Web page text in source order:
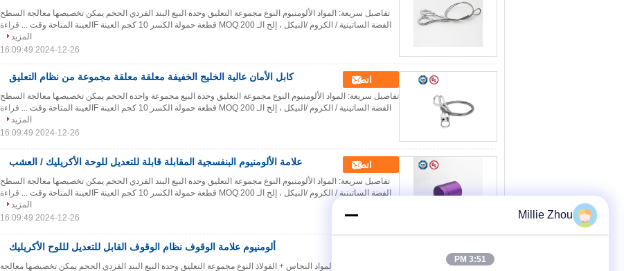
تفاصيل سريعة: المواد الألومنيوم النوع مجموعة التعليق وحدة البيع البند الفردي الحجم يمكن تخصيصها معالجة السطح
الفضة الساتينية / الكروم /النيكل ، إلخ الـ MOQ 200 قطعة حمولة الكسر 10 كجم العينة Fالعينة المتاحة وقت ...
قراءة
المزيد
2024-12-26 16:09:49
كابل الأمان عالية الخليج الخفيفة معلقة معلقة مجموعة من نظام التعليق اتصل
تفاصيل سريعة: المواد الألومنيوم النوع مجموعة التعليق وحدة البيع مجموعة واحدة الحجم يمكن تخصيصها معالجة السطح
الفضة الساتينية / الكروم /النيكل ، إلخ الـ MOQ 200 قطعة حمولة الكسر 10 كجم العينة Fالعينة المتاحة وقت ...
قراءة
المزيد
2024-12-26 16:09:49
علامة الألومنيوم البنفسجية المقابلة قابلة للتعديل للوحة الأكريليك / العشب اتصل
تفاصيل سريعة: المواد الألومنيوم النوع مجموعة التعليق وحدة البيع البند الفردي الحجم يمكن تخصيصها معالجة السطح
الفضة الساتينية / الكروم /النيكل ، إلخ الـ MOQ 200 قطعة حمولة الكسر 10 كجم العينة Fالعينة المتاحة وقت ...
قراءة
المزيد
2024-12-26 16:09:49
ألومنيوم علامة الوقوف نظام الوقوف القابل للتعديل لللوح الأكريليك
تفاصيل سريعة: المواد النحاس + الفولاذ النوع مجموعة التعليق وحدة البيع البند الفردي الحجم يمكن تخصيصها معالجة
Millie Zhou
3:51 PM